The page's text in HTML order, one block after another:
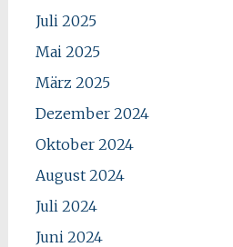
Juli 2025
Mai 2025
März 2025
Dezember 2024
Oktober 2024
August 2024
Juli 2024
Juni 2024